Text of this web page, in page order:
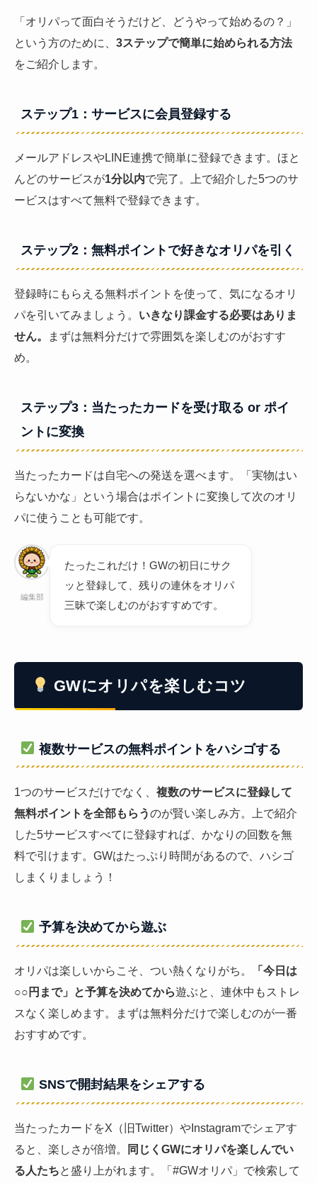
「オリパって面白そうだけど、どうやって始めるの？」
という方のために、 3ステップで簡単に始められる方法
をご紹介します。
ステップ1：サービスに会員登録する
メールアドレスやLINE連携で簡単に登録できます。ほと
んどのサービスが1分以内で完了。上で紹介した5つのサ
ービスはすべて無料で登録できます。
ステップ2：無料ポイントで好きなオリパを引く
登録時にもらえる無料ポイントを使って、気になるオリ
パを引いてみましょう。 いきなり課金する必要はありま
せん。
まずは無料分だけで雰囲気を楽しむのがおすす
め。
ステップ3：当たったカードを受け取る or ポイ
ントに変換
当たったカードは自宅への発送を選べます。「実物はい
らないかな」という場合はポイントに変換して次のオリ
パに使うことも可能です。
編集部
たったこれだけ！GWの初日にサク
ッと登録して、残りの連休をオリパ
三昧で楽しむのがおすすめです。
GWにオリパを楽しむコツ
複数サービスの無料ポイントをハシゴする
1つのサービスだけでなく、 複数のサービスに登録して
無料ポイントを全部もらうのが賢い楽しみ方。上で紹介
した5サービスすべてに登録すれば、かなりの回数を無
料で引けます。GWはたっぷり時間があるので、ハシゴ
しまくりましょう！
予算を決めてから遊ぶ
オリパは楽しいからこそ、つい熱くなりがち。
「今日は
○○円まで」と予算を決めてから遊ぶと、連休中もストレ
スなく楽しめます。まずは無料分だけで楽しむのが一番
おすすめです。
SNSで開封結果をシェアする
当たったカードをX（旧Twitter）やInstagramでシェアす
ると、楽しさが倍増。
同じくGWにオリパを楽しんでい
る人たちと盛り上がれます。「#GWオリパ」で検索して